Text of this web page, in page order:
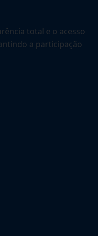
total e o acesso
a participação